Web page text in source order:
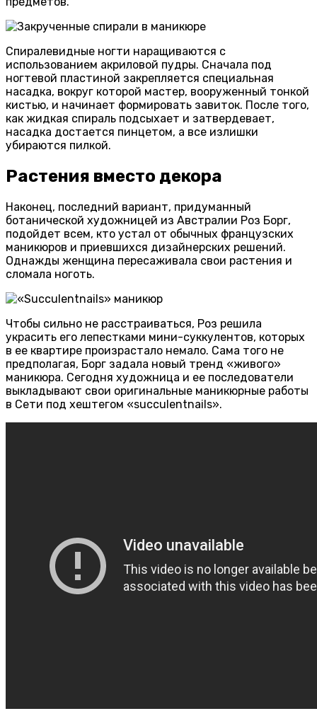
Спиралевидные ногти наращиваются с
использованием акриловой пудры. Сначала под
ногтевой пластиной закрепляется специальная
насадка, вокруг которой мастер, вооруженный тонкой
кистью, и начинает формировать завиток. После того,
как жидкая спираль подсыхает и затвердевает,
насадка достается пинцетом, а все излишки
убираются пилкой.
Растения вместо декора
Наконец, последний вариант, придуманный
ботанической художницей из Австралии Роз Борг,
подойдет всем, кто устал от обычных французских
маникюров и приевшихся дизайнерских решений.
Однажды женщина пересаживала свои растения и
сломала ноготь.
Чтобы сильно не расстраиваться, Роз решила
украсить его лепестками мини-суккулентов, которых
в ее квартире произрастало немало. Сама того не
предполагая, Борг задала новый тренд «живого»
маникюра. Сегодня художница и ее последователи
выкладывают свои оригинальные маникюрные работы
в Сети под хештегом «succulentnails».